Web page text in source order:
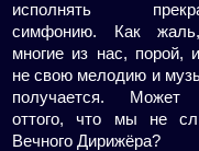
исполнять
симфонию. Как
многие из нас, порой,
не свою мелодию и
получается. Может
оттого, что мы не
Вечного Дирижёра?